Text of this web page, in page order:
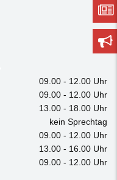
09.00 - 12.00 Uhr
09.00 - 12.00 Uhr
13.00 - 18.00 Uhr
kein Sprechtag
09.00 - 12.00 Uhr
13.00 - 16.00 Uhr
09.00 - 12.00 Uhr